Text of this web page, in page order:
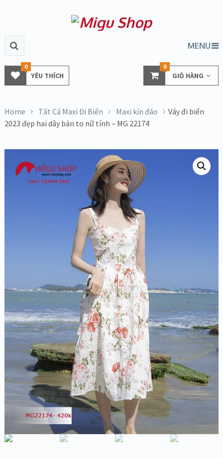
MENU
YÊU THÍCH
0
GIỎ HÀNG
0
Home Tất Cả Maxi Đi Biển Maxi kín đáo
Váy đi biển
2023 đẹp hai dây bản to nữ tính – MG 22174